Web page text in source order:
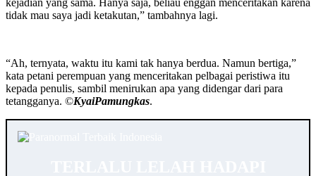
kejadian yang sama. Hanya saja, beliau enggan menceritakan karena
tidak mau saya jadi ketakutan,” tambahnya lagi.
“Ah, ternyata, waktu itu kami tak hanya berdua. Namun bertiga,”
kata petani perempuan yang menceritakan pelbagai peristiwa itu
kepada penulis, sambil menirukan apa yang didengar dari para
tetangganya. ©️KyaiPamungkas.